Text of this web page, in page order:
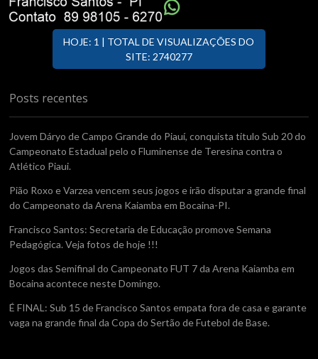
HOJE: 1 | TOTAL DE VISUALIZAÇÕES DO
SITE: 2740277
Posts recentes
Jovem Dáryo de Campo Grande do Piauí, conquista titulo Sub 20 do
Campeonato Estadual pelo o Fluminense de Teresina contra o
Atlético Piaui.
Pião Roxo e Varzea vencem seus jogos e irão disputar a grande final
do Campeonato da Arena Kaiamba em Bocaina-PI.
Francisco Santos: Secretaria de Educação promove Semana
Pedagógica. Veja fotos de hoje !!!
Jogos das Semifinal do Campeonato FUT 7 da Arena Kaiamba em
Bocaina acontece neste Domingo.
É FINAL: Sub 15 de Francisco Santos empata fora de casa e garante
vaga na grande final da Copa do Sertão de Futebol de Base.